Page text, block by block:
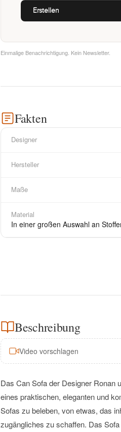
Einmalige Benachrichtigung. Kein Newsletter.
Fakten
Designer
Hersteller
Maße
Material
In einer großen Auswahl an
Beschreibung
Video vorschlagen
Das Can Sofa der Designer Ronan
eines praktischen, eleganten und
Sofas zu beleben, von etwas, das
zugängliches zu schaffen. Das